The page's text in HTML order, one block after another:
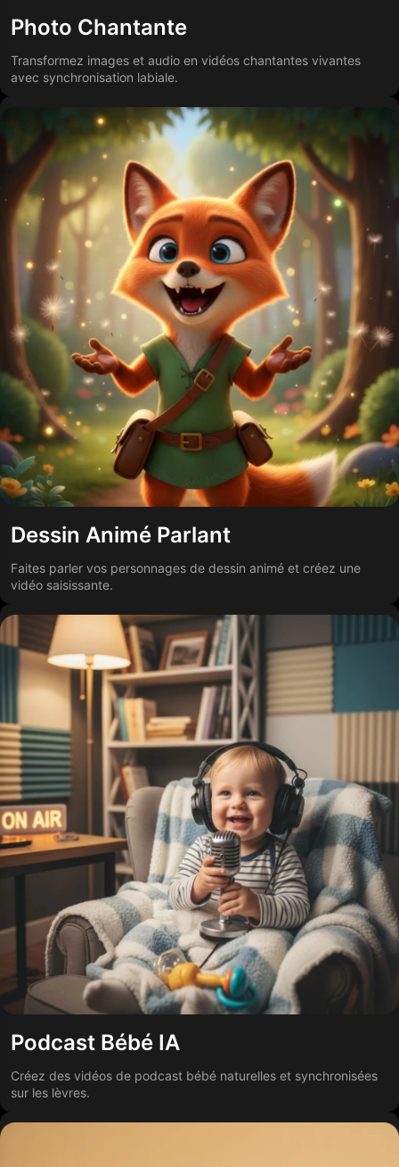
Photo Chantante
Transformez images et audio en vidéos chantantes vivantes
avec synchronisation labiale.
Dessin Animé Parlant
Faites parler vos personnages de dessin animé et créez une
vidéo saisissante.
Podcast Bébé IA
Créez des vidéos de podcast bébé naturelles et synchronisées
sur les lèvres.